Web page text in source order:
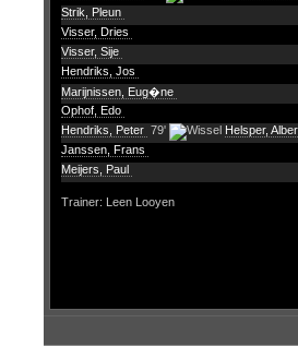
Strik, Pleun
Visser, Dries
Visser, Sije
Hendriks, Jos
Marijnissen, Eug�ne
Ophof, Edo
Hendriks, Peter 79'
Helsper,
Janssen, Frans
Meijers, Paul
Trainer: Leen Looyen